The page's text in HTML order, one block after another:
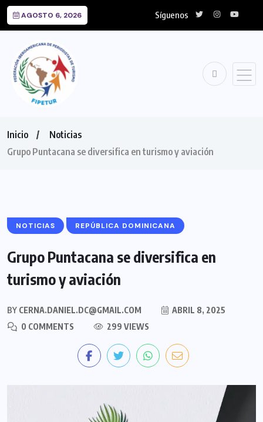
AGOSTO 6, 2026 Síguenos
Inicio
Noticias
Grupo Puntacana se diversifica en turismo y aviación
NOTICIAS REPÚBLICA DOMINICANA
Grupo Puntacana se diversifica en
turismo y aviación
BY CERNA.DANIEL.DC@GMAIL.COM
ABRIL 8, 2025
0 COMMENTS
299 VIEWS